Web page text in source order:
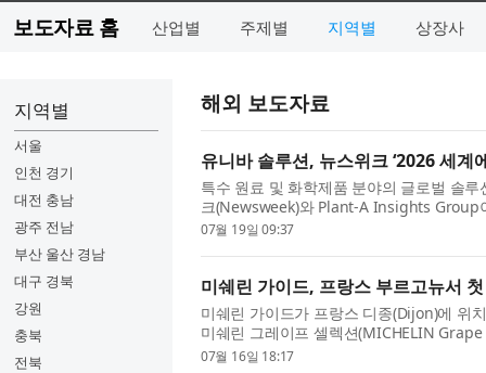
보도자료 홈 산업별 주제별 지역별 상장사
지역별
서울
인천 경기
대전 충남
광주 전남
부산 울산 경남
대구 경북
강원
충북
전북
해외 보도자료
유니바 솔루션, 뉴스위크 ‘2026 세계
특수 원료 및 화학제품 분야의 글로벌 솔
크(Newsweek)와 Plant-A Insights Group
Greenest Companies 2026)’에 이름을 올
07월 19일 09:37
미쉐린 가이드, 프랑스 부르고뉴서
미쉐린 가이드가 프랑스 디종(Dijon)에 위
미쉐린 그레이프 셀렉션(MICHELIN
으로 여겨지는 부르고뉴(Bourgogne)는 현
07월 16일 18:17